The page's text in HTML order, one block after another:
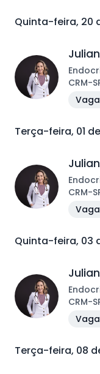
Quinta-feira, 20
CRM-
Terça-feira, 01
CRM-
Quinta-feira, 03
CRM-
Terça-feira, 08